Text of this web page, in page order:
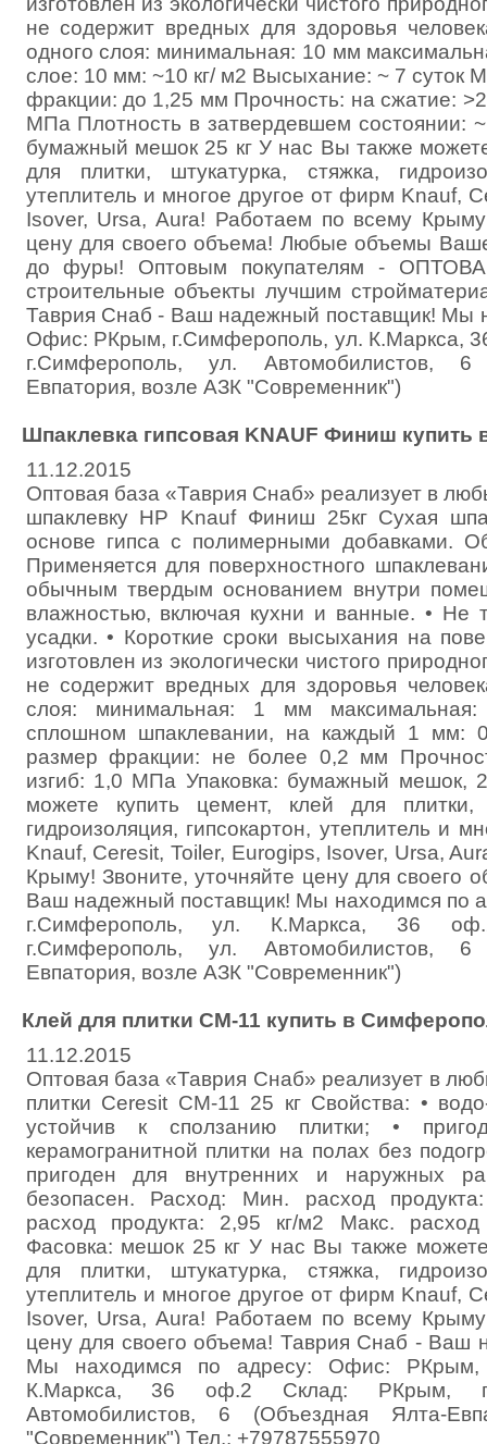
не содержит вредных для здоровья
одного слоя: минимальная: 10 мм
слое: 10 мм: ~10 кг/ м2 Высыхание: ~ 7 суток
фракции: до 1,25 мм Прочность: на сжатие:
МПа Плотность в затвердевшем состоянии:
бумажный мешок 25 кг У нас Вы также
для плитки, штукатурка, стяжка,
утеплитель и многое другое от фирм Knauf,
Isover, Ursa, Aura! Работаем по всему
цену для своего объема! Любые объемы
до фуры! Оптовым покупателям -
строительные объекты лучшим
Таврия Снаб - Ваш надежный поставщик! Мы
Офис: РКрым, г.Симферополь, ул. К.Маркса,
г.Симферополь, ул. Автомобилистов,
Евпатория, возле АЗК "Современник")
Шпаклевка гипсовая KNAUF Финиш
11.12.2015
Оптовая база «Таврия Снаб» реализует в
шпаклевку HP Knauf Финиш 25кг Сухая
основе гипса с полимерными добавками.
Применяется для поверхностного
обычным твердым основанием внутри
влажностью, включая кухни и ванные. • Не
усадки. • Короткие сроки высыхания на
изготовлен из экологически чистого
не содержит вредных для здоровья
слоя: минимальная: 1 мм
сплошном шпаклевании, на каждый 1 мм:
размер фракции: не более 0,2 мм
изгиб: 1,0 МПа Упаковка: бумажный мешок,
можете купить цемент, клей для плитки,
гидроизоляция, гипсокартон, утеплитель и
Knauf, Ceresit, Toiler, Eurogips, Isover, Ursa,
Крыму! Звоните, уточняйте цену для своего
Ваш надежный поставщик! Мы находимся по
г.Симферополь, ул. К.Маркса, 36
г.Симферополь, ул. Автомобилистов,
Евпатория, возле АЗК "Современник")
Клей для плитки CM-11 купить в
11.12.2015
Оптовая база «Таврия Снаб» реализует в
плитки Ceresit CM-11 25 кг Свойства: •
устойчив к сползанию плитки; •
керамогранитной плитки на полах без
пригоден для внутренних и наружных
безопасен. Расход: Мин. расход
расход продукта: 2,95 кг/м2 Макс.
Фасовка: мешок 25 кг У нас Вы также
для плитки, штукатурка, стяжка,
утеплитель и многое другое от фирм Knauf,
Isover, Ursa, Aura! Работаем по всему
цену для своего объема! Таврия Снаб - Ваш
Мы находимся по адресу: Офис: РКрым,
К.Маркса, 36 оф.2 Склад: РКрым,
Автомобилистов, 6 (Объездная Ялта-
"Современник") Тел.: +79787555970